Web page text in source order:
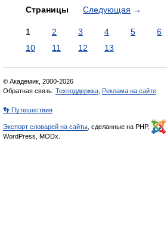
Страницы Следующая →
1 2 3 4 5 6
10
11 12 13
© Академик, 2000-2026
Обратная связь: Техподдержка Реклама на сайте
👣 Путешествия
Экспорт словарей на сайты , сделанные на PHP,
WordPress, MODx.